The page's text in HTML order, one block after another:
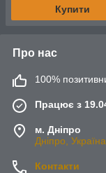
Купити
Про нас
100%
Працює з
м. Дніпро
Дніпро, Україна
Контакти